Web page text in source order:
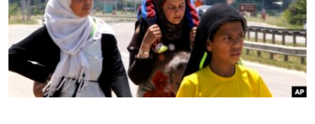
ИНТЕРВЈУА
Јазици